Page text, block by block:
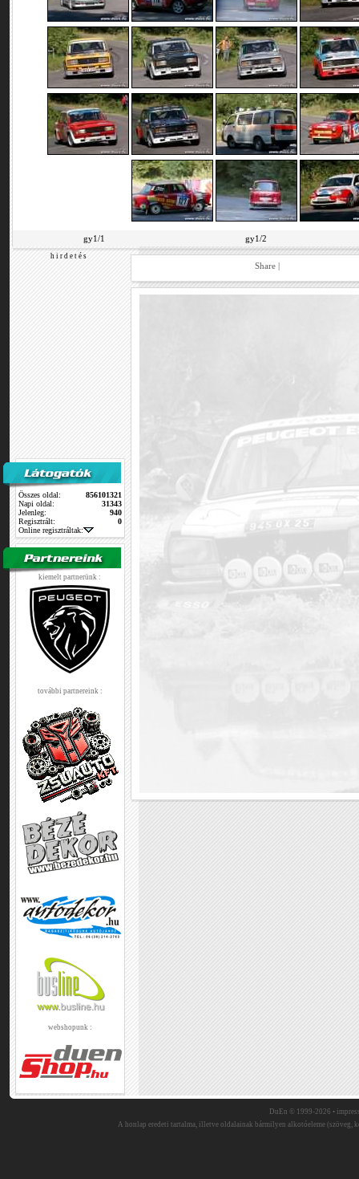
gy1/1 gy1/2
h i r d e t é s
Összes oldal:
856101321
Napi oldal:
31343
Jelenleg:
940
Regisztrált:
0
Online regisztráltak:
kiemelt partnerünk :
további partnereink :
webshopunk :
Share |
DuEn © 1999-2026 •
A honlap eredeti tartalma, illetve oldalainak bármilyen alkotóeleme (szöveg,